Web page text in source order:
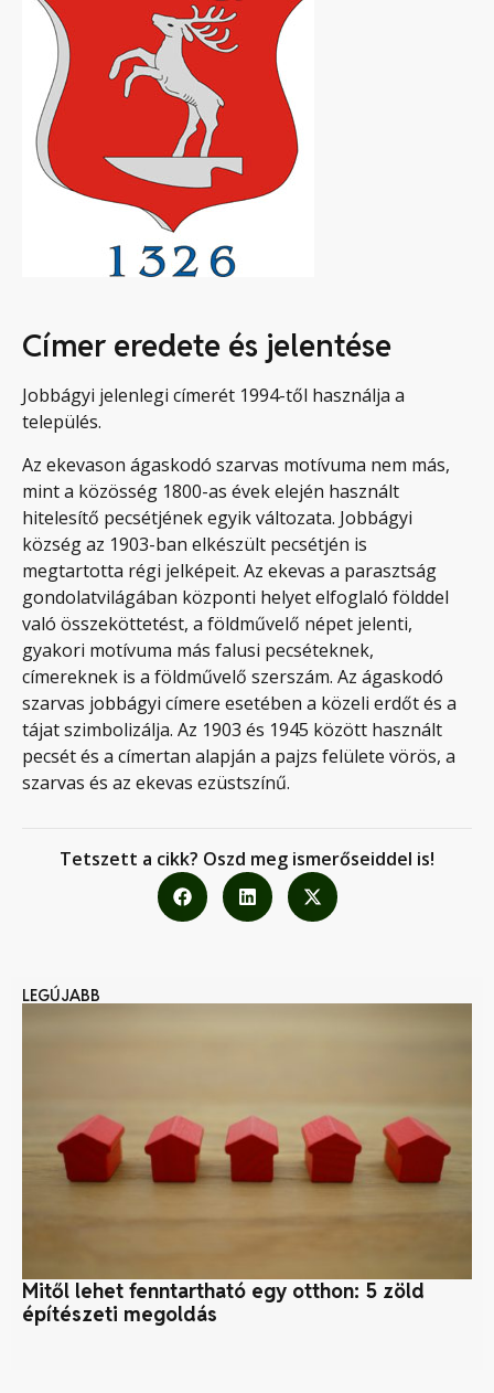
Címer eredete és jelentése
Jobbágyi jelenlegi címerét 1994-től használja a
település.
Az ekevason ágaskodó szarvas motívuma nem más,
mint a közösség 1800-as évek elején használt
hitelesítő pecsétjének egyik változata. Jobbágyi
község az 1903-ban elkészült pecsétjén is
megtartotta régi jelképeit. Az ekevas a parasztság
gondolatvilágában központi helyet elfoglaló földdel
való összeköttetést, a földművelő népet jelenti,
gyakori motívuma más falusi pecséteknek,
címereknek is a földművelő szerszám. Az ágaskodó
szarvas jobbágyi címere esetében a közeli erdőt és a
tájat szimbolizálja. Az 1903 és 1945 között használt
pecsét és a címertan alapján a pajzs felülete vörös, a
szarvas és az ekevas ezüstszínű.
Tetszett a cikk? Oszd meg ismerőseiddel is!
LEGÚJABB
Mitől lehet fenntartható egy otthon: 5 zöld
építészeti megoldás